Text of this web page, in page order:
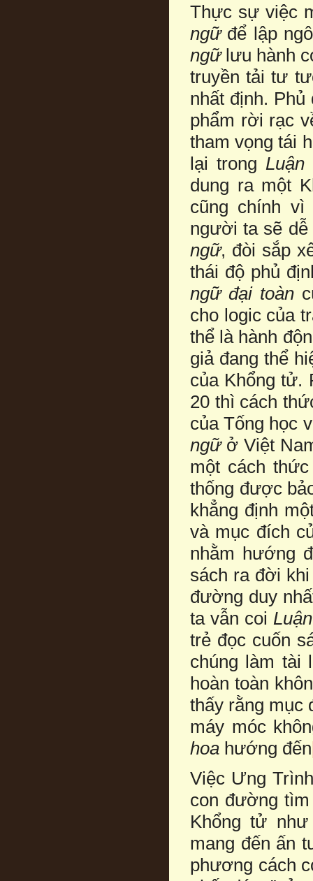
Thực sự việc
ngữ để lập
ngữ lưu hành
truyền tải tư
nhất định.
phẩm rời rạc
tham vọng tái
lại trong Luận
dung ra một
cũng chính
người ta sẽ
ngữ, đòi sắp
thái độ phủ
ngữ đại toàn
cho logic của
thể là hành
giả đang thể
của Khổng tử.
20 thì cách
của Tống học
ngữở Việt
một cách
thống được
khẳng định
và mục đích
nhằm hướng
sách ra đời
đường duy
ta vẫn coi
trẻ đọc cuốn
chúng làm tài
hoàn toàn
thấy rằng mục
máy móc
hoa hướng đến
Việc Ưng
con đường
Khổng tử
mang đến ấn
phương cách